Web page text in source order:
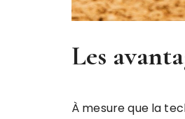
Les
À mesure que la